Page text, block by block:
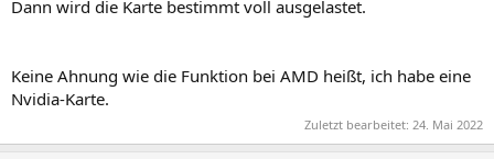
Dann wird die Karte bestimmt voll ausgelastet.
Keine Ahnung wie die Funktion bei AMD heißt, ich habe eine
Nvidia-Karte.
Zuletzt bearbeitet: 24. Mai 2022